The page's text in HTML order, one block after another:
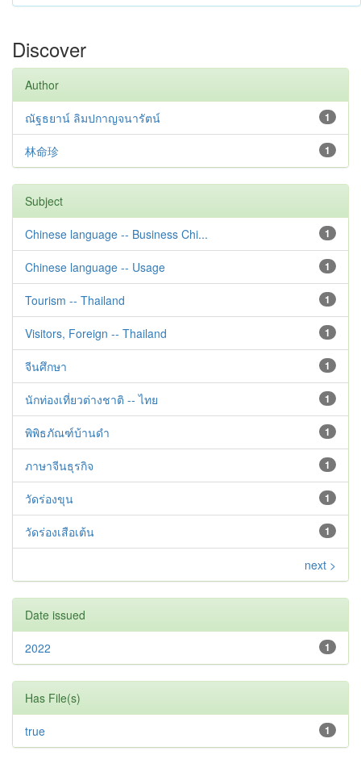
Discover
Author
1
ณัฐธยาน์ ลิมปกาญจนารัตน์
1
林命珍
Subject
1
Chinese language -- Business Chi...
1
Chinese language -- Usage
1
Tourism -- Thailand
1
Visitors, Foreign -- Thailand
1
จีนศึกษา
1
นักท่องเที่ยวต่างชาติ -- ไทย
1
พิพิธภัณฑ์บ้านดำ
1
ภาษาจีนธุรกิจ
1
วัดร่องขุน
1
วัดร่องเสือเต้น
next >
Date issued
1
2022
Has File(s)
1
true